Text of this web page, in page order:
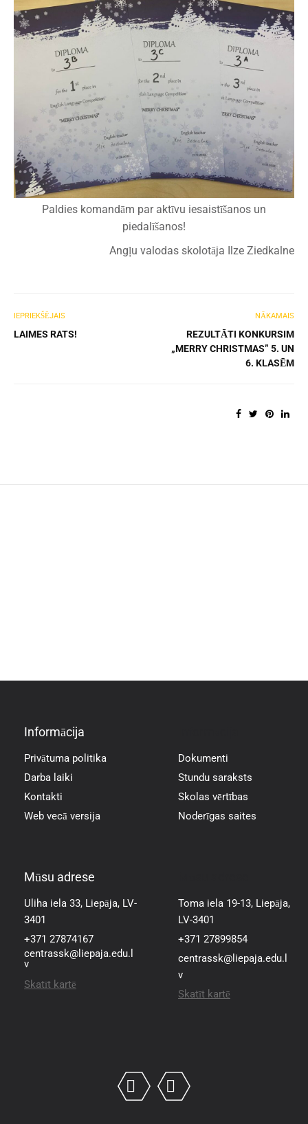
Paldies komandām par aktīvu iesaistīšanos un
piedalīšanos!
Angļu valodas skolotāja Ilze Ziedkalne
IEPRIEKŠĒJAIS
LAIMES RATS!
NĀKAMAIS
REZULTĀTI KONKURSIM
„MERRY CHRISTMAS” 5. UN
6. KLASĒM
Informācija
Privātuma politika
Darba laiki
Kontakti
Web vecā versija
Dokumenti
Stundu saraksts
Skolas vērtības
Noderīgas saites
Mūsu adrese
Uliha iela 33, Liepāja, LV-
3401
+371 27874167
centrassk@liepaja.edu.l
v
Skatīt kartē
Toma iela 19-13, Liepāja,
LV-3401
+371 27899854
centrassk@liepaja.edu.l
v
Skatīt kartē